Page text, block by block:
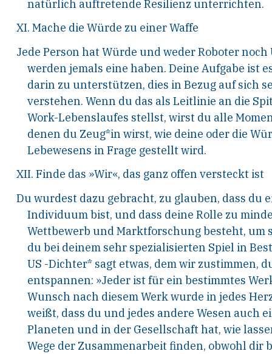
natürlich auftretende Resilienz unterrichten.
XI. Mache die Würde zu einer Waffe
Jede Person hat Würde und weder Roboter
werden jemals eine haben. Deine Aufgabe ist
darin zu unterstützen, dies in Bezug auf sich
verstehen. Wenn du das als Leitlinie an die
Work-Lebenslaufes stellst, wirst du alle
denen du Zeug*in wirst, wie deine oder die
Lebewesens in Frage gestellt wird.
XII. Finde das »Wir«, das ganz offen versteckt ist
Du wurdest dazu gebracht, zu glauben, dass du
Individuum bist, und dass deine Rolle zu
Wettbewerb und Marktforschung besteht, um
du bei deinem sehr spezialisierten Spiel in
US -Dichter* sagt etwas, dem wir zustimmen,
entspannen: »Jeder ist für ein bestimmtes
Wunsch nach diesem Werk wurde in jedes
weißt, dass du und jedes andere Wesen auch
Planeten und in der Gesellschaft hat, wie
Wege der Zusammenarbeit finden, obwohl dir